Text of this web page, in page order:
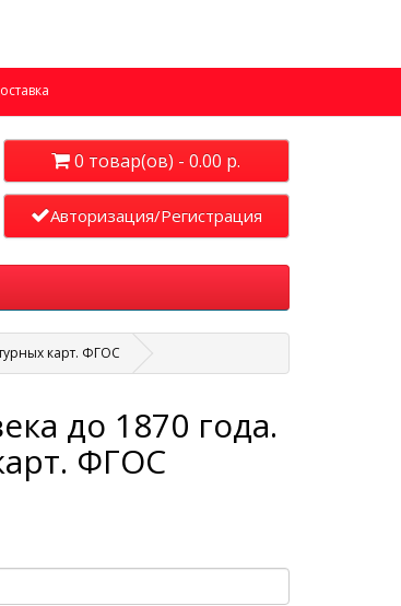
0 товар(ов) - 0.00 р.
Авторизация/Регистрация
карт. ФГОС
до 1870 года.
ФГОС